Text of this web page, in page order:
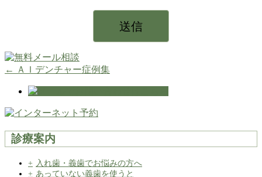
← ＡＩデンチャー症例集
診療案内
入れ歯・義歯でお悩みの方へ
あっていない義歯を使うと